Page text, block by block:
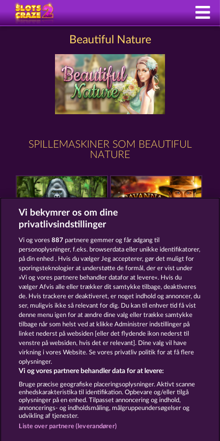
Beautiful Nature
SPILLEMASKINER SOM BEAUTIFUL
NATURE
GOLDEN EI OF MOORHUHN MAJESTIC KING
Vilkår og betingelser Datasikkerhed
Kontakt
Indsend anmodning om tilbagetrækning
Vi bekymrer os om dine
privatlivsindstillinger
Vi og vores887 partnere gemmer og får adgang til
personoplysninger, f.eks. browserdata eller unikke identifikatorer,
på din enhed . Hvis du vælger Jeg accepterer, gør det muligt for
sporingsteknologier at understøtte de formål, der er vist under
»Vi og vores partnere behandler datafor at levere«. Hvis du
vælger Afvis alle eller trækker dit samtykke tilbage, deaktiveres
de. Hvis trackere er deaktiveret, er noget indhold og annoncer, du
ser, muligvis ikke så relevant for dig. Du kan til enhver tid få vist
denne menu igen for at ændre dine valg eller trække samtykke
tilbage når som helst ved at klikke Administrer indstillinger på
linket nederst på websiden [eller det flydende ikon nederst til
venstre på websiden, hvis det er relevant]. Dine valg vil have
virkning i vores Website. Se vores privatliv politik for at få flere
oplysninger.
Vi og vores partnere behandler data for at levere:
Bruge præcise geografiske placeringsoplysninger. Aktivt scanne
enhedskarakteristika til identifikation. Opbevare og/eller tilgå
oplysninger på en enhed. Tilpasset annoncering og indhold,
annoncerings- og indholdsmåling, målgruppeundersøgelser og
udvikling af tjenester.
Liste over partnere (leverandører)